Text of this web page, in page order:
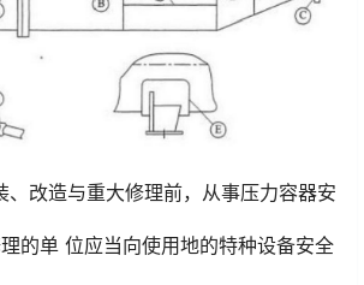
、改造与重大修理前，从事压力容器安
的单 位应当向使用地的特种设备安全